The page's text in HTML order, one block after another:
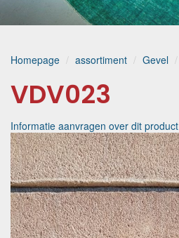
Homepage assortiment Gevel
VDV023
Informatie aanvragen over dit product